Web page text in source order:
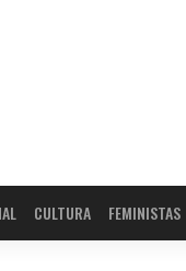
CULTURA FEMINISTAS